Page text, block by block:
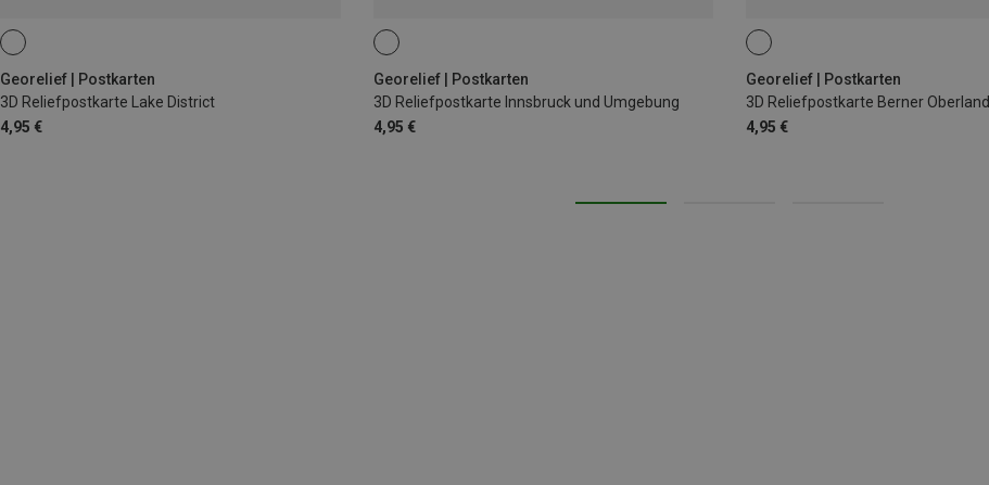
Georelief | Postkarten
3D Reliefpostkarte Lake District
4,95 €
Georelief | Postkarten
3D Reliefpostkarte Innsbruck und Umgebung
4,95 €
Georelief | Postkarten
3D Reliefpostkarte Berner Oberland
4,95 €